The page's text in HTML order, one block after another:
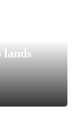
lands